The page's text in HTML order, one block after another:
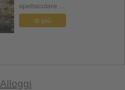
spettacolare ...
di più
Alloggi